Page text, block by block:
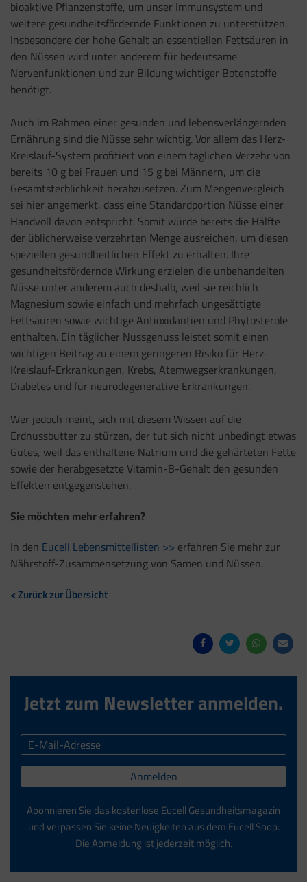
bioaktive Pflanzenstoffe, um unser Immunsystem und
weitere gesundheitsfördernde Funktionen zu unterstützen.
Insbesondere der hohe Gehalt an essentiellen Fettsäuren in
den Nüssen wird unter anderem für bedeutsame
Nervenfunktionen und zur Bildung wichtiger Botenstoffe
benötigt.
Auch im Rahmen einer gesunden und lebensverlängernden
Ernährung sind die Nüsse sehr wichtig. Vor allem das Herz-
Kreislauf-System profitiert von einem täglichen Verzehr von
bereits 10 g bei Frauen und 15 g bei Männern, um die
Gesamtsterblichkeit herabzusetzen. Zum Mengenvergleich
sei hier angemerkt, dass eine Standardportion Nüsse einer
Handvoll davon entspricht. Somit würde bereits die Hälfte
der üblicherweise verzehrten Menge ausreichen, um diesen
speziellen gesundheitlichen Effekt zu erhalten. Ihre
gesundheitsfördernde Wirkung erzielen die unbehandelten
Nüsse unter anderem auch deshalb, weil sie reichlich
Magnesium sowie einfach und mehrfach ungesättigte
Fettsäuren sowie wichtige Antioxidantien und Phytosterole
enthalten. Ein täglicher Nussgenuss leistet somit einen
wichtigen Beitrag zu einem geringeren Risiko für Herz-
Kreislauf-Erkrankungen, Krebs, Atemwegserkrankungen,
Diabetes und für neurodegenerative Erkrankungen.
Wer jedoch meint, sich mit diesem Wissen auf die
Erdnussbutter zu stürzen, der tut sich nicht unbedingt etwas
Gutes, weil das enthaltene Natrium und die gehärteten Fette
sowie der herabgesetzte Vitamin-B-Gehalt den gesunden
Effekten entgegenstehen.
Sie möchten mehr erfahren?
In den Eucell Lebensmittellisten >> erfahren Sie mehr zur
Nährstoff-Zusammensetzung von Samen und Nüssen.
< Zurück zur Übersicht
Jetzt zum Newsletter anmelden.
Anmelden
Abonnieren Sie das kostenlose Eucell Gesundheitsmagazin
und verpassen Sie keine Neuigkeiten aus dem Eucell Shop.
Die Abmeldung ist jederzeit möglich.